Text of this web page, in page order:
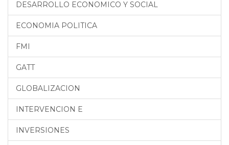
DESARROLLO ECONOMICO Y SOCIAL
ECONOMIA POLITICA
FMI
GATT
GLOBALIZACION
INTERVENCION E
INVERSIONES